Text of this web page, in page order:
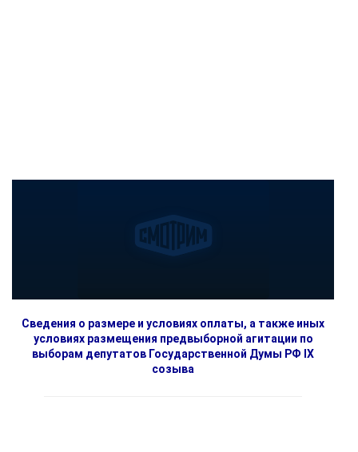
Сведения о размере и условиях оплаты, а также иных
условиях размещения предвыборной агитации по
выборам депутатов Государственной Думы РФ IX
созыва